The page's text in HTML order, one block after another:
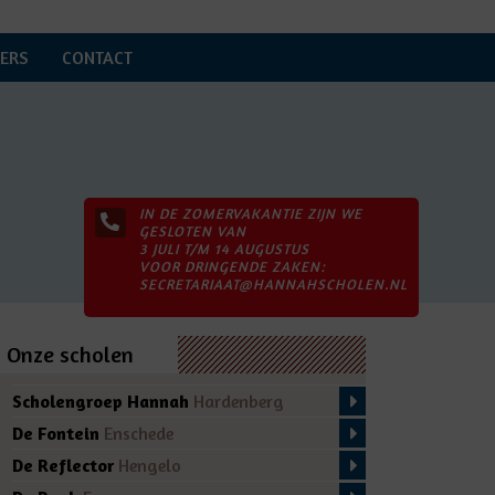
CONTACT
IN DE ZOMERVAKANTIE ZIJN WE
GESLOTEN VAN
3 JULI T/M 14 AUGUSTUS
VOOR DRINGENDE ZAKEN:
SECRETARIAAT@HANNAHSCHOLEN.NL
Onze scholen
Scholengroep Hannah Hardenberg
De Fontein Enschede
De Reflector Hengelo